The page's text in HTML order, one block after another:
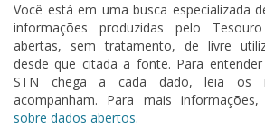
Você está em uma busca especializada
informações produzidas pelo
abertas, sem tratamento, de livre
desde que citada a fonte. Para
STN chega a cada dado, leia os
acompanham. Para mais
sobre dados abertos.